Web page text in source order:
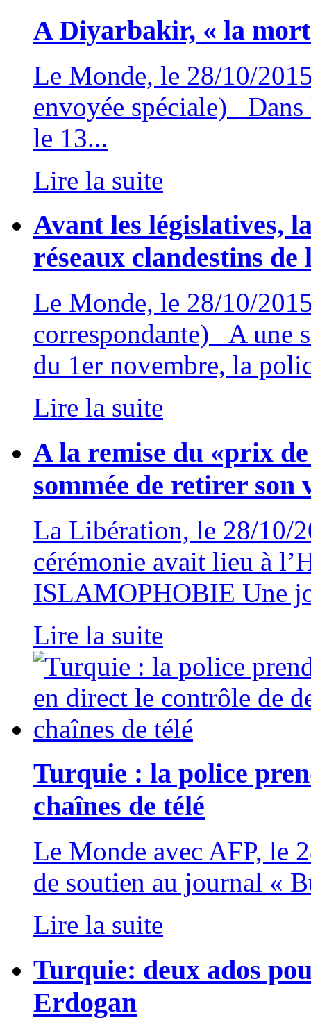
A Diyarbakir, « la mort
Le Monde, le 28/10/
envoyée spéciale)
le 13...
Lire la suite
Avant les législatives,
réseaux clandestins de
Le Monde, le 28/10/
correspondante) A une
du 1er novembre, la
Lire la suite
A la remise du «prix
sommée de retirer son
La Libération, le 28/10/
cérémonie avait lieu à
ISLAMOPHOBIE Une
Lire la suite
Turquie : la police
chaînes de télé
Le Monde avec AFP, le
de soutien au journal «
Lire la suite
Turquie: deux ados
Erdogan